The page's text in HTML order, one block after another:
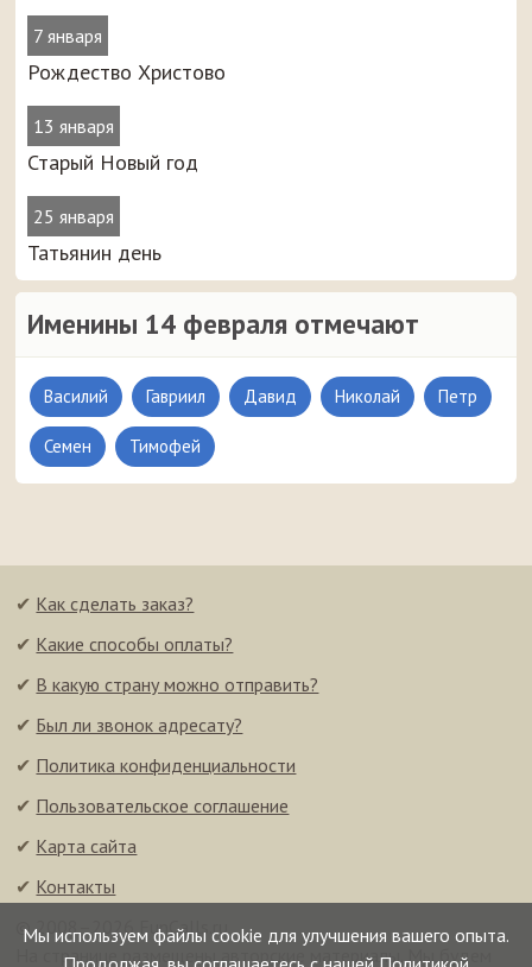
7 января
Рождество Христово
13 января
Старый Новый год
25 января
Татьянин день
Именины 14 февраля отмечают
Василий Гавриил Давид Николай Петр
Семен Тимофей
Мы используем файлы cookie для улучшения вашего опыта.
✔ Как сделать заказ?
✔ Какие способы оплаты?
✔ В какую страну можно отправить?
✔ Был ли звонок адресату?
✔ Политика конфиденциальности
✔ Пользовательское соглашение
✔ Карта сайта
✔ Контакты
© 2008–2026 FunCalls.ru
На странице размещены авторские материалы. Мы будем